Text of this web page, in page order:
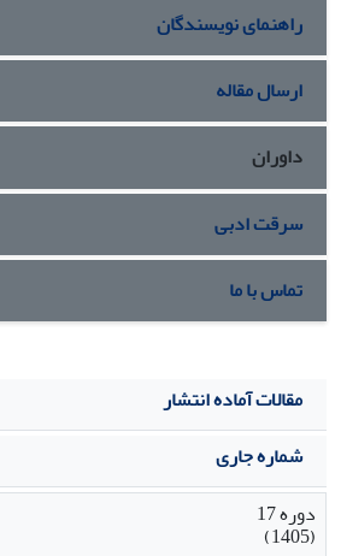
داروهای استاندارد دارند. خصوصا این
استفاده بدون اینکه خاصیت خود را از
و تهیه آن‏ها از نظر صنعتی مقرون به صرفه
راهنمای نویسندگان
ارسال مقاله
داوران
سرقت ادبی
تماس با ما
مقالات آماده انتشار
شماره جاری
دوره 17
(1405)